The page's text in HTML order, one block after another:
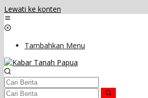
Lewati ke konten
Tambahkan Menu